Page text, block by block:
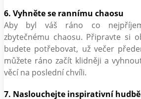
6. Vyhněte se rannímu chaosu
Aby byl váš ráno co
zbytečnému chaosu. Připravte si
budete potřebovat, už večer
můžete ráno začít klidněji a
věcí na poslední chvíli.
7. Naslouchejte inspirativní